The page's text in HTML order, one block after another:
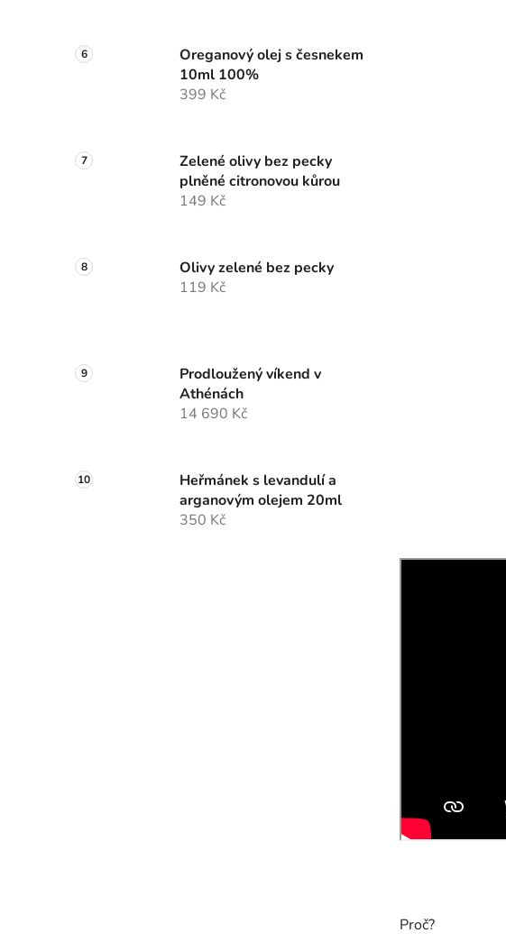
Oreganový olej s česnekem
10ml 100%
399 Kč
Zelené olivy bez pecky
plněné citronovou kůrou
149 Kč
Olivy zelené bez pecky
119 Kč
Prodloužený víkend v
Athénách
14 690 Kč
Heřmánek s levandulí a
arganovým olejem 20ml
350 Kč
Proč?